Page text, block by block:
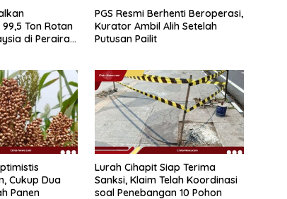
Ton Rotan
di Perairan
PGS Resmi Berhenti Beroperasi,
Kurator Ambil Alih Setelah
Putusan Pailit
Cukup Dua
Panen
Lurah Cihapit Siap Terima
Sanksi, Klaim Telah Koordinasi
soal Penebangan 10 Pohon